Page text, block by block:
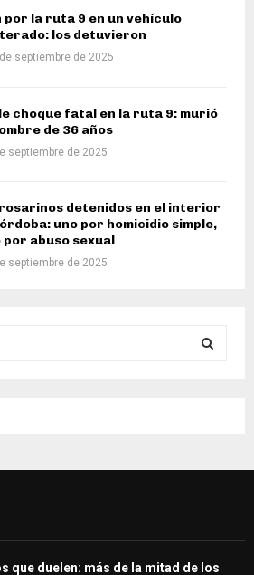
por la ruta 9 en un vehículo
los detuvieron
septiembre de 2025
choque fatal en la ruta 9: murió
de 36 años
septiembre de 2025
detenidos en el interior
uno por homicidio simple,
abuso sexual
septiembre de 2025
H
que duelen: más de la mitad de los